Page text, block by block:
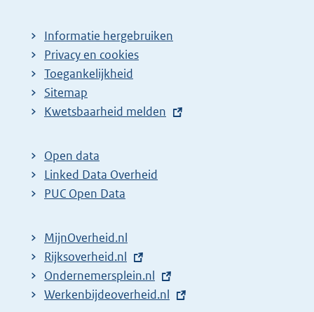
Informatie hergebruiken
Privacy en cookies
Toegankelijkheid
Sitemap
E
t
e
r
l
i
n
k
Kwetsbaarheid melden
Open data
Linked Data Overheid
PUC Open Data
MijnOverheid.nl
E
x
t
Rijksoverheid.nl
E
x
Ondernemersplein.nl
E
Werkenbijdeoverheid.nl